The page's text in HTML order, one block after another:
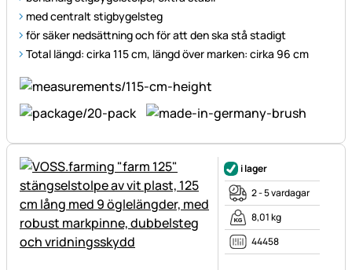
med centralt stigbygelsteg
för säker nedsättning och för att den ska stå stadigt
Total längd: cirka 115 cm, längd över marken: cirka 96 cm
i lager
2 - 5 vardagar
8,01 kg
44458